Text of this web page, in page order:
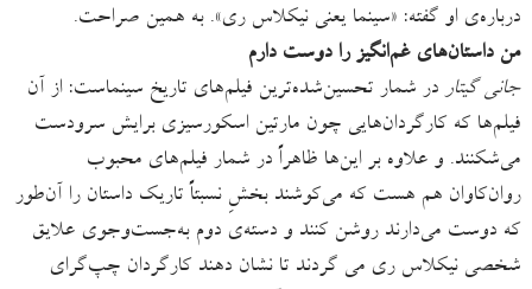
درباره‌ی او گفته: «سینما یعنی نیکلاس ری». به همین صراحت.
من داستان‌های غم‌انگیز را دوست دارم
جانی گیتار در شمار تحسین‌شده‌ترین فیلم‌های تاریخ سینماست: از آن
فیلم‌ها که کارگردان‌هایی چون مارتین اسکورسیزی برایش سرودست
می‌شکنند. و علاوه بر این‌ها ظاهراً در شمار فیلم‌های محبوب
روان‌کاوان هم هست که می‌کوشند بخشِ نسبتاً تاریک داستان را آن‌طور
که دوست می‌دارند روشن کنند و دسته‌ی دوم به‌جست‌وجوی علایق
شخصی نیکلاس ری می گردند تا نشان دهند کارگردان چپ‌گرای